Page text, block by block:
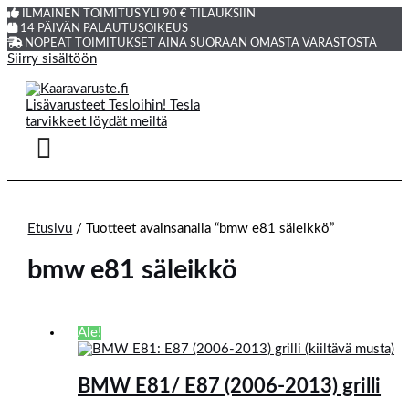
ILMAINEN TOIMITUS YLI 90 € TILAUKSIIN
14 PÄIVÄN PALAUTUSOIKEUS
NOPEAT TOIMITUKSET AINA SUORAAN OMASTA VARASTOSTA
Siirry sisältöön
Etusivu / Tuotteet avainsanalla “bmw e81 säleikkö”
bmw e81 säleikkö
Ale!
BMW E81/ E87 (2006-2013) grilli